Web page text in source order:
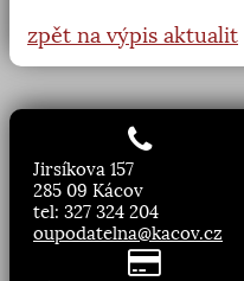
zpět na výpis aktualit
Jirsíkova 157
285 09 Kácov
tel: 327 324 204
oupodatelna@kacov.cz